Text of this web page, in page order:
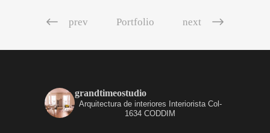
prev Portfolio next
grandtimeostudio
Arquitectura de interiores
Interiorista Col-
1634 CODDIM